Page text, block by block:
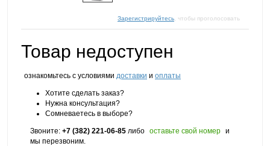
Зарегистрируйтесь , чтобы проголосовать
Товар недоступен
ознакомьтесь с условиями доставки и оплаты
Хотите сделать заказ?
Нужна консультация?
Сомневаетесь в выборе?
Звоните: +7 (382) 221-06-85 либо оставьте свой номер и
мы перезвоним.